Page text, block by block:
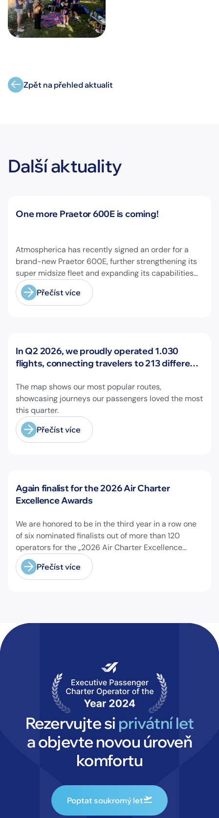
Zpět na přehled aktualit
Další aktuality
Novinky
One more Praetor 600E is coming!
Atmospherica has recently signed an order for a
brand-new Praetor 600E, further strengthening its
super midsize fleet and expanding its capabilities
on longer-range missions!
Přečíst více
Novinky
In Q2 2026, we proudly operated 1.030
flights, connecting travelers to 213 different
The map shows our most popular routes,
showcasing journeys our passengers loved the most
this quarter.
Přečíst více
Novinky
Again finalist for the 2026 Air Charter
Excellence Awards
We are honored to be in the third year in a row one
of six nominated finalists out of more than 120
operators for the „2026 Air Charter Excellence
Awards“ in the category „Executive Passenger
Charter Operator of the Year (18 seats or less)“!
@theaircharterassociation
Přečíst více
Rezervujte si privátní let
a objevte novou úroveň
komfortu
Poptat soukromý let